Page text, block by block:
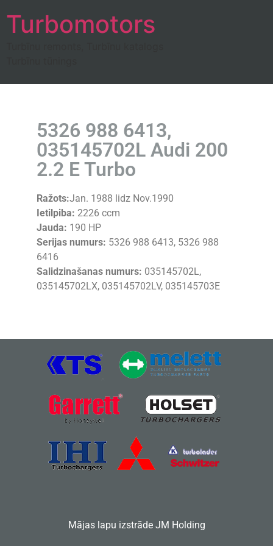
Turbomotors
5326 988 6413,
035145702L Audi 200
2.2 E Turbo
Ražots:Jan. 1988 lidz Nov.1990
Ietilpiba: 2226 ccm
Jauda: 190 HP
Serijas numurs: 5326 988 6413, 5326 988
6416
Salidzinašanas numurs: 035145702L,
035145702LX, 035145702LV, 035145703E
Mājas lapu izstrādeJM Holding